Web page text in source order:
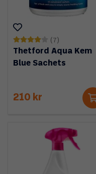
(7)
Thetford Aqua Kem
Blue Sachets
210 kr